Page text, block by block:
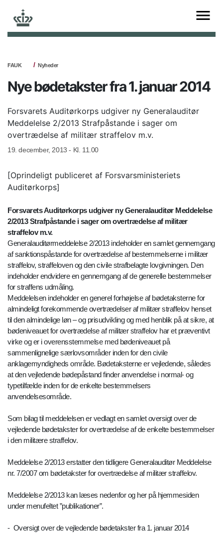
FAUK Nyheder
Nye bødetakster fra 1. januar 2014
Forsvarets Auditørkorps udgiver ny Generalauditør
Meddelelse 2/2013 Strafpåstande i sager om
overtrædelse af militær straffelov m.v.
19. december, 2013 - Kl. 11.00
[Oprindeligt publiceret af Forsvarsministeriets
Auditørkorps]
Forsvarets Auditørkorps udgiver ny Generalauditør Meddelelse
2/2013 Strafpåstande i sager om overtrædelse af militær
straffelov m.v.
Generalauditørmeddelelse 2/2013 indeholder en samlet gennemgang
af sanktionspåstande for overtrædelse af bestemmelserne i militær
straffelov, straffeloven og den civile strafbelagte lovgivningen. Den
indeholder endvidere en gennemgang af de generelle bestemmelser
for straffens udmåling.
Meddelelsen indeholder en generel forhøjelse af bødetaksterne for
almindeligt forekommende overtrædelser af militær straffelov henset
til den almindelige løn – og prisudvikling og med henblik på at sikre, at
bødeniveauet for overtrædelse af militær straffelov har et præventivt
virke og er i overensstemmelse med bødeniveauet på
sammenlignelige særlovsområder inden for den civile
anklagemyndigheds område. Bødetaksterne er vejledende, således
at den vejledende bødepåstand finder anvendelse i normal- og
typetilfælde inden for de enkelte bestemmelsers
anvendelsesområde.
Som bilag til meddelelsen er vedlagt en samlet oversigt over de
vejledende bødetakster for overtrædelse af de enkelte bestemmelser
i den militære straffelov.
Meddelelse 2/2013 erstatter den tidligere Generalauditør Meddelelse
nr. 7/2007 om bødetakster for overtrædelse af militær straffelov.
Meddelelse 2/2013 kan læses nedenfor og her på hjemmesiden
under menufeltet ”publikationer”.
- Oversigt over de vejledende bødetakster fra 1. januar 2014